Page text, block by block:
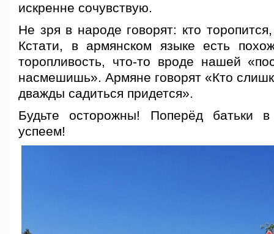
искренне сочувствую.
Не зря в народе говорят: кто
Кстати, в армянском языке есть
торопливость, что-то вроде нашей
насмешишь». Армяне говорят «Кто
дважды садиться придется».
Будьте осторожны! Поперёд батьки
успеем!